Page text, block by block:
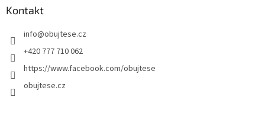
Kontakt
info@obujtese.cz
+420 777 710 062
https://www.facebook.com/obujtese
obujtese.cz